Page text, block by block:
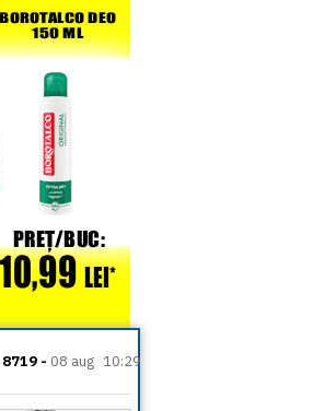
8719 - 08 aug 10:29